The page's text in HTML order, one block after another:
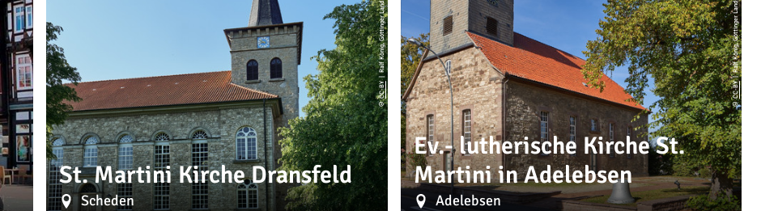
St. Martini Kirche Dransfeld
Scheden
©
CC-BY
| Ralf König, Göttinger Land
Ev.- lutherische Kirche St.
Martini in Adelebsen
Adelebsen
©
CC-BY
| Ralf König, Göttinger Land